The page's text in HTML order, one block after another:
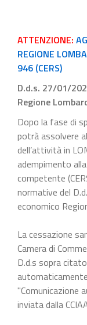
ATTENZIONE:
REGIONE
946 (CERS)
D.d.s. 27/01/
Regione
Dopo la fase di
potrà assolvere
dell’attività in
adempimento
competente
normative del
economico
La cessazione
Camera di
D.d.s sopra
"Comunicazione
inviata dalla